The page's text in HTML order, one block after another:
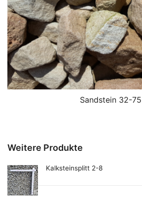
Sandstein 32-75
Weitere Produkte
Kalksteinsplitt 2-8